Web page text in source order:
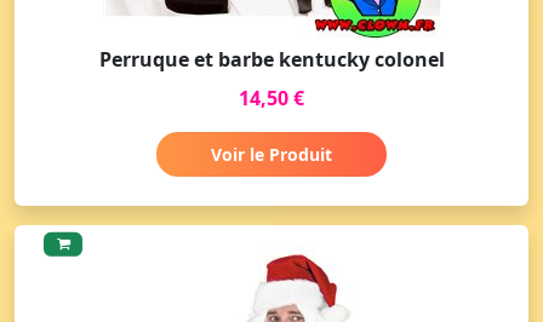
Perruque et barbe kentucky colonel
14,50 €
Voir le Produit